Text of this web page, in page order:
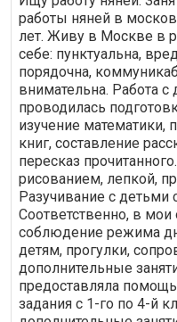
работы няней в
лет. Живу в Москве в
себе: пунктуальна,
порядочна,
внимательна. Работа
проводилась
изучение математики,
книг, составление
пересказ
рисованием, лепкой,
Разучивание с детьми
Соответственно, в мои
соблюдение режима
детям, прогулки,
дополнительные
предоставляла
задания с 1-го по 4-й